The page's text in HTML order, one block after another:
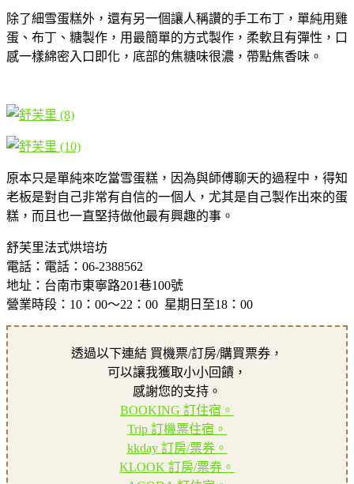
除了細雪蛋糕外，還有另一個讓人稱讚的手工布丁，單純用雞
蛋、布丁、糖製作，用最簡單的方式製作，柔軟且有彈性，口
感一樣綿密入口即化，底部的焦糖味很濃，帶點焦香味。
原本只是單純來吃當雪蛋糕，因為與師傅聊天的過程中，得知
老板是對自己非常有自信的一個人，尤其是自己製作出來的蛋
糕，而且也一直堅持做他最有興趣的事。
舒芙里法式烘培坊
電話：電話：06-2388562
地址：台南市東寧路201巷100號
營業時段：10：00～22：00 星期日至18：00
透過以下連結 買機票/訂房/購買票券，
可以讓我獲取小小回饋，
感謝您的支持。
BOOKING 訂住宿。
Trip 訂機票住宿。
kkday 訂房/票券。
KLOOK 訂房/票券。